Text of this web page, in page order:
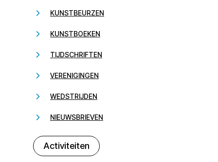
KUNSTBEURZEN
KUNSTBOEKEN
TIJDSCHRIFTEN
VERENIGINGEN
WEDSTRIJDEN
NIEUWSBRIEVEN
Activiteiten
232323